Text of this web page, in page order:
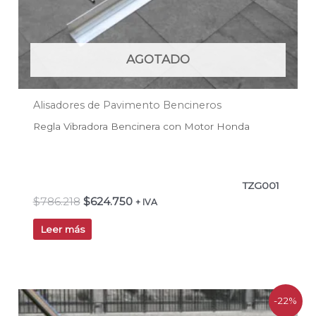
AGOTADO
Alisadores de Pavimento Bencineros
Regla Vibradora Bencinera con Motor Honda
TZG001
$786.218 $624.750 + IVA
Leer más
-22%
El
precio
El
precio